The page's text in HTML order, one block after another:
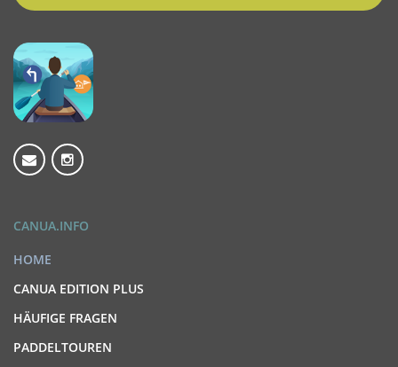
CANUA.INFO
HOME
CANUA EDITION PLUS
HÄUFIGE FRAGEN
PADDELTOUREN